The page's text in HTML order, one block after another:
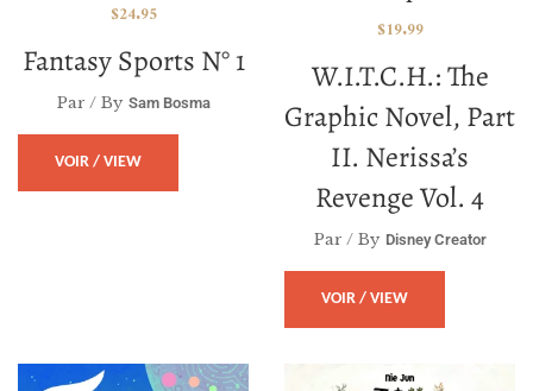
Fantasy Sports N° 1
$24.95
Par / By Sam Bosma
VOIR / VIEW
W.I.T.C.H.: The
Graphic Novel, Part
II. Nerissa’s
Revenge Vol. 4
$19.99
Par / By Disney Creator
VOIR / VIEW